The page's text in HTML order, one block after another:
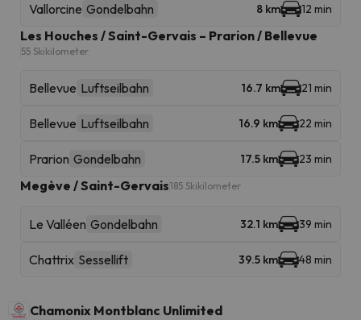
Vallorcine Gondelbahn 8 km 12 min
Les Houches / Saint-Gervais – Prarion / Bellevue
55 Skikilometer
Bellevue Luftseilbahn 16.7 km 21 min
Bellevue Luftseilbahn 16.9 km 22 min
Prarion Gondelbahn 17.5 km 23 min
Megève / Saint-Gervais185 Skikilometer
Le Valléen Gondelbahn 32.1 km 39 min
Chattrix Sessellift 39.5 km 48 min
Chamonix Montblanc Unlimited